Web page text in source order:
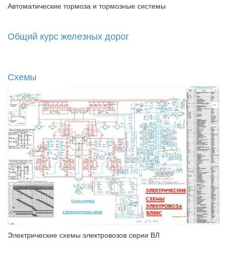
Автоматические тормоза и тормозные системы
Общий курс железных дорог
Схемы
Электрические схемы электровозов серии ВЛ